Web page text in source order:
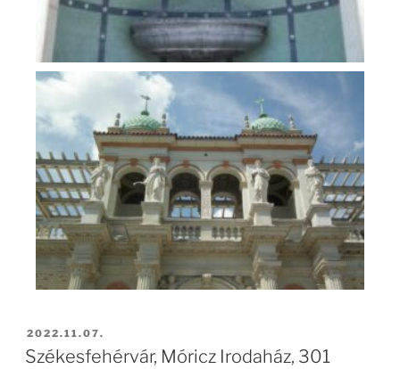
2022.11.07.
Székesfehérvár, Móricz Irodaház, 301